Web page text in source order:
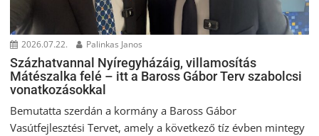
2026.07.22. Palinkas Janos
Százhatvannal Nyíregyházáig, villamosítás
Mátészalka felé – itt a Baross Gábor Terv szabolcsi
vonatkozásokkal
Bemutatta szerdán a kormány a Baross Gábor
Vasútfejlesztési Tervet, amely a következő tíz évben mintegy